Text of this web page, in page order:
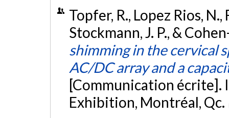
Topfer, R., Lopez Rios, N.,
Stockmann, J. P., &
shimming in the cervical
AC/DC array and a
[Communication écrite].
Exhibition, Montréal, Qc.